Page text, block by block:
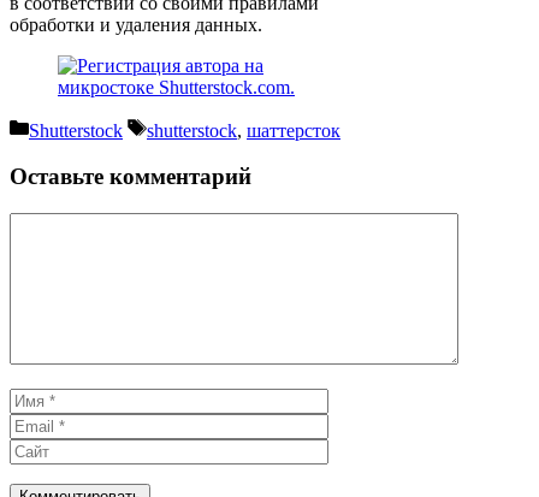
обработки и удаления данных.
Рубрики
Shutterstock Метки
shutterstock, шаттерсток
Оставьте комментарий
Имя